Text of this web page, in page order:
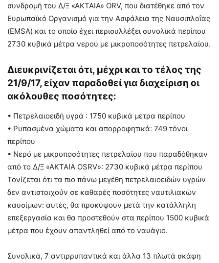
συνδρομή του Δ/Ξ «ΑΚΤΑΙΑ» ORV, που διατέθηκε από τον
Ευρωπαϊκό Οργανισμό για την Ασφάλεια της Ναυσιπλοΐας
(EMSA) και το οποίο έχει περισυλλέξει συνολικά περίπου
2730 κυβικά μέτρα νερού με μικροποσότητες πετρελαίου.
Διευκρινίζεται ότι, μέχρι και το τέλος της
21/9/17, είχαν παραδοθεί για διαχείριση οι
ακόλουθες ποσότητες:
• Πετρελαιοειδή υγρά : 1750 κυβικά μέτρα περίπου
• Ρυπασμένα χώματα και απορροφητικά: 749 τόνοι
περίπου
• Νερό με μικροποσότητες πετρελαίου που παραδόθηκαν
από το Δ/Ξ «ΑΚΤΑΙΑ OSRV»: 2730 κυβικά μέτρα περίπου
Τονίζεται ότι τα πιο πάνω μεγέθη πετρελαιοειδών υγρών
δεν αντιστοιχούν σε καθαρές ποσότητες ναυτιλιακών
καυσίμων: αυτές, θα προκύψουν μετά την κατάλληλη
επεξεργασία και θα προστεθούν στα περίπου 1500 κυβικά
μέτρα που έχουν απαντληθεί από το ναυάγιο.
Συνολικά, 7 αντιρρυπαντικά και άλλα 13 πλωτά σκάφη